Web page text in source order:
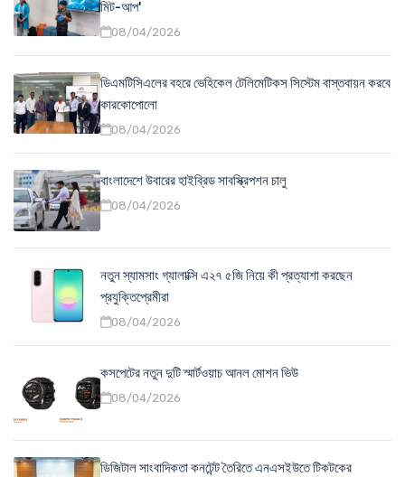
মিট-আপ'
08/04/2026
ডিএমটিসিএলের বহরে ভেহিকেল টেলিমেটিকস সিস্টেম বাস্তবায়ন করবে
কারকোপোলো
08/04/2026
বাংলাদেশে উবারের হাইব্রিড সাবস্ক্রিপশন চালু
08/04/2026
নতুন স্যামসাং গ্যালাক্সি এ২৭ ৫জি নিয়ে কী প্রত্যাশা করছেন
প্রযুক্তিপ্রেমীরা
08/04/2026
কসপেটের নতুন দুটি স্মার্টওয়াচ আনল মোশন ভিউ
08/04/2026
ডিজিটাল সাংবাদিকতা কনটেন্ট তৈরিতে এনএসইউতে টিকটকের